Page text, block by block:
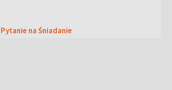
Pytanie na Śniadanie